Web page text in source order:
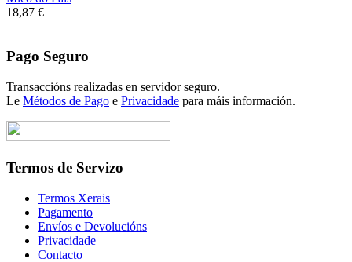
18,87 €
Pago Seguro
Transaccións realizadas en servidor seguro.
Le Métodos de Pago e Privacidade para máis información.
Termos de Servizo
Termos Xerais
Pagamento
Envíos e Devolucións
Privacidade
Contacto